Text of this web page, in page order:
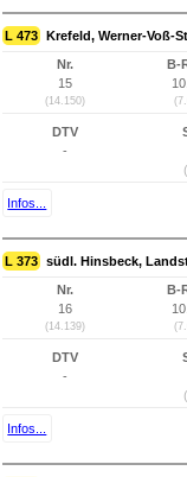
L 473 Krefeld, Werner-Voß-
Nr.
15
(14.150)
B-
DTV
-
Infos...
L 373 südl. Hinsbeck,
Nr.
16
(14.139)
B-
DTV
-
Infos...